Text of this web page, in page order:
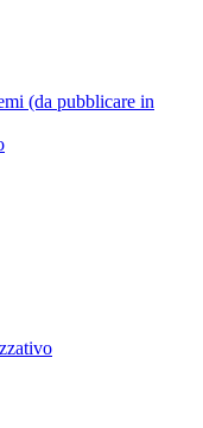
(da pubblicare in